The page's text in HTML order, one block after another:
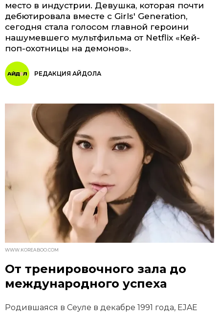
место в индустрии. Девушка, которая почти
дебютировала вместе с Girls' Generation,
сегодня стала голосом главной героини
нашумевшего мультфильма от Netflix «Кей-
поп-охотницы на демонов».
РЕДАКЦИЯ АЙДОЛА
WWW.KOREABOO.COM
От тренировочного зала до
международного успеха
Родившаяся в Сеуле в декабре 1991 года, EJAE